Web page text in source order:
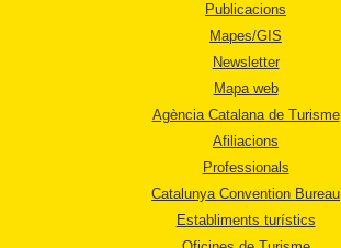
Publicacions
Mapes/GIS
Newsletter
Mapa web
Agència Catalana de Turisme
Afiliacions
Professionals
Catalunya Convention Bureau
Establiments turístics